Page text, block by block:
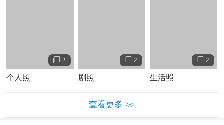
任何懂得品味音乐，懂得品味生活的人都会被他的真诚倾吐
和极具磁性的嗓音所打动。专辑中的《相信》、《寂寞双
2
个人照
2
剧照
2
生活照
查看更多